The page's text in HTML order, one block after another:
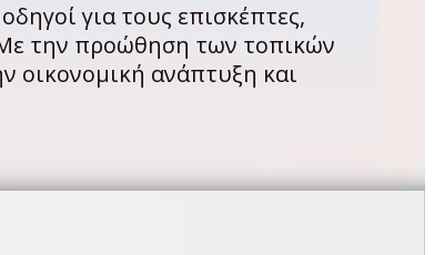
για τους επισκέπτες,
Με την προώθηση των τοπικών
οικονομική ανάπτυξη και